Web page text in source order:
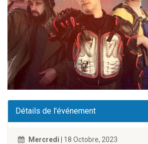
Détails de l'événement
Mercredi | 18 Octobre, 2023